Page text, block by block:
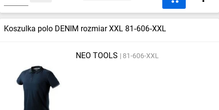
Koszulka polo DENIM rozmiar XXL 81‑606‑XXL
NEO TOOLS 81-606-XXL